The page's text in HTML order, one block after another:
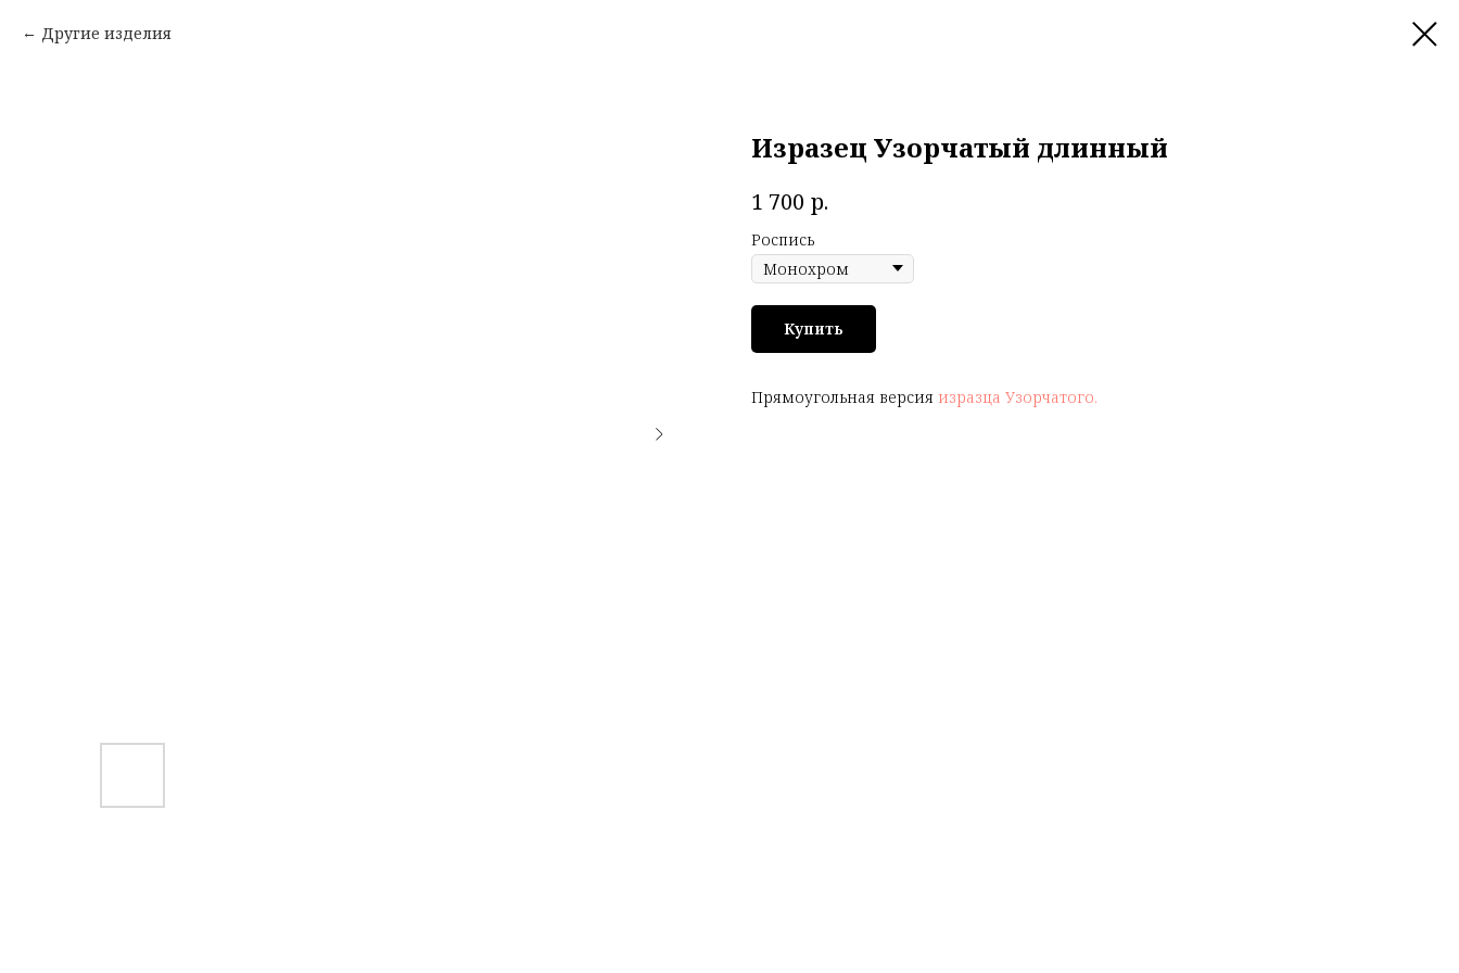
Другие изделия
Изразец Узорчатый длинный
1 700 р.
Роспись
Купить
Прямоугольная версия изразца Узорчатого.